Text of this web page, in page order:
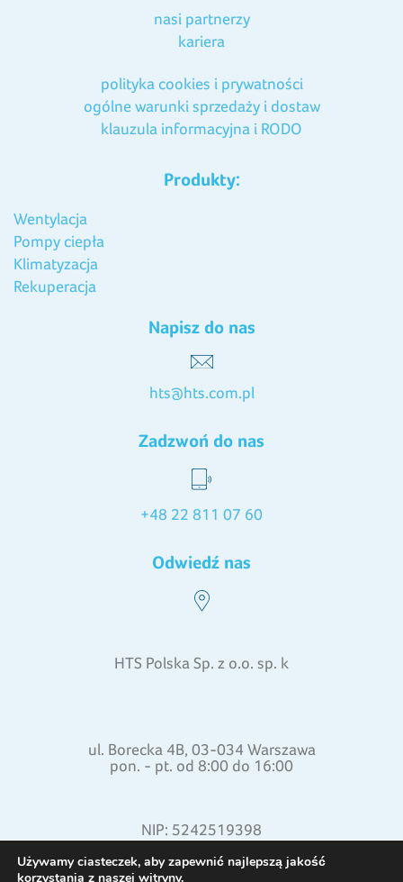
nasi partnerzy
kariera
polityka cookies i prywatności
ogólne warunki sprzedaży i dostaw
klauzula informacyjna i RODO
Produkty:
Wentylacja
Pompy ciepła
Klimatyzacja
Rekuperacja
Napisz do nas
hts@hts.com.pl
Zadzwoń do nas
+48 22 811 07 60
Odwiedź nas
HTS Polska Sp. z o.o. sp. k
ul. Borecka 4B, 03-034 Warszawa
pon. - pt. od 8:00 do 16:00
NIP: 5242519398
REGON: 015871772
Używamy ciasteczek, aby zapewnić najlepszą jakość
korzystania z naszej witryny.